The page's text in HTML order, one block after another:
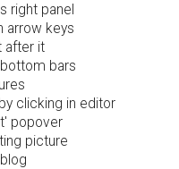
right panel
arrow keys
after it
bars
clicking in editor
popover
picture